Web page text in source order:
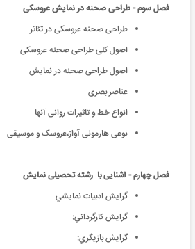
فصل سوم - طراحی صحنه در نمایش عروسکی
طراحی صحنه عروسكی در تئاتر
اصول كلی طراحی صحنه عروسكی
اصول طراحی صحنه در نمایش
عناصر بصری
انواع خط و تاثیرات روانی آنها
نوعی هارمونی آواز،عروسک و موسیقی
فصل چهارم - آشنایی با رشته تحصیلی نمایش
گرايش‌ ادبيات‌ نمايشي‌
گرايش‌ كارگرداني:
گرايش‌ بازيگري‌: